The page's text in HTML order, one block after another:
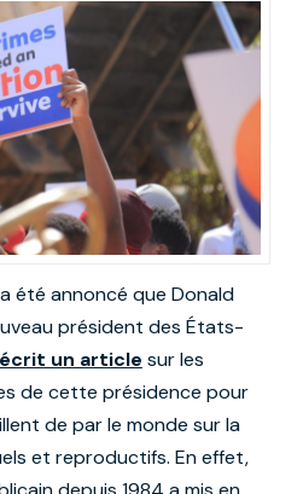
été annoncé que Donald
président des États-
écrit un article sur les
de cette présidence pour
de par le monde sur la
et reproductifs. En effet,